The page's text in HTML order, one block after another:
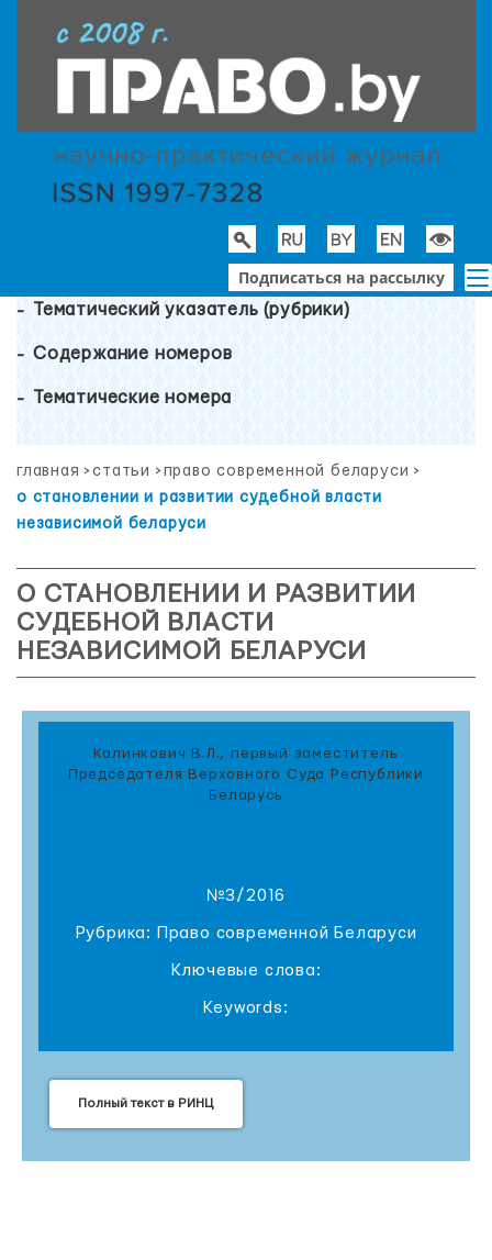
Подписаться на рассылку
Тематический указатель (рубрики)
Содержание номеров
Тематические номера
главная >статьи >право современной беларуси >
о становлении и развитии судебной власти
независимой беларуси
О СТАНОВЛЕНИИ И РАЗВИТИИ
СУДЕБНОЙ ВЛАСТИ
НЕЗАВИСИМОЙ БЕЛАРУСИ
Калинкович В.Л., первый заместитель
Председателя Верховного Суда Республики
Беларусь
№3/2016
Рубрика: Право современной Беларуси
Ключевые слова:
Keywords:
Полный текст в РИНЦ